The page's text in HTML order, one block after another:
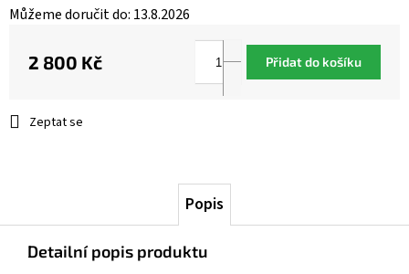
Zeptat se
Můžeme doručit do: 13.8.2026
2 800 Kč Přidat do košíku
Popis
Detailní popis produktu